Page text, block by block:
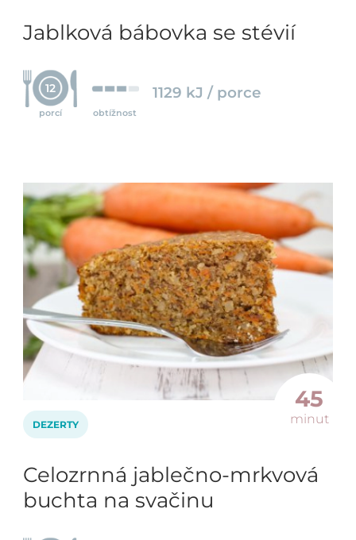
Jablková bábovka se stévií
12
porcí obtížnost
1129 kJ / porce
45
minut
DEZERTY
Celozrnná jablečno-mrkvová
buchta na svačinu